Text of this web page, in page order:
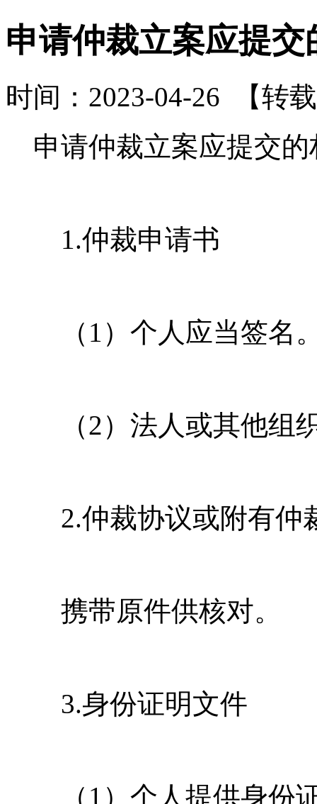
申请仲裁立案应提交
时间：2023-04-26
【转
申请仲裁立案应提交的
1.仲裁申请书
（1）个人应当签名
（2）法人或其他组
2.仲裁协议或附有仲
携带原件供核对。
3.身份证明文件
（1）个人提供身份证